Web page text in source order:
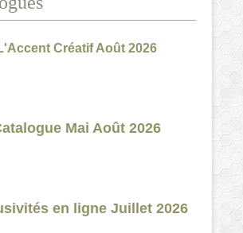
Créatif Août 2026
Mai Août 2026
en ligne Juillet 2026